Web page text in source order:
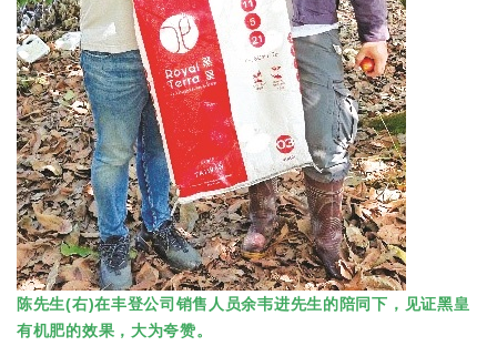
陈先生(右)在丰登公司销售人员余韦进先生的陪同下，见证黑皇
有机肥的效果，大为夸赞。